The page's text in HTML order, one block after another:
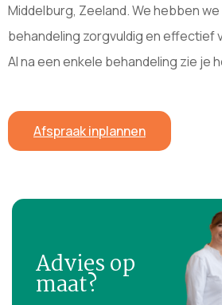
Middelburg, Zeeland. We hebben
behandeling zorgvuldig en effectief
Al na een enkele behandeling zie je
Afspraak inplannen
Advies op
maat?